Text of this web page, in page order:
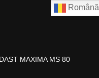
MAXIMA MS 80
Română